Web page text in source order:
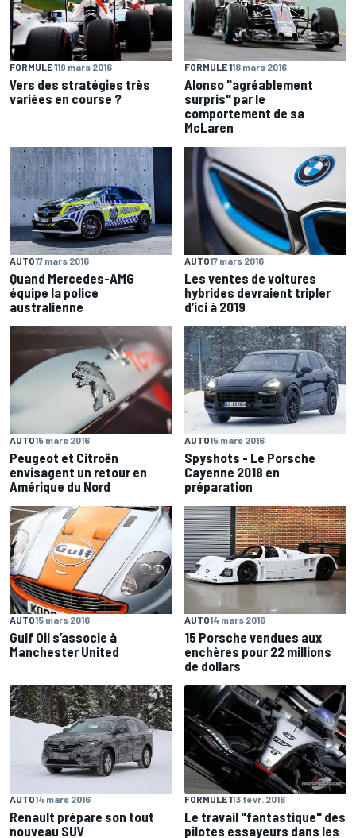
FORMULE 119 mars 2016
Vers des stratégies très
variées en course ?
FORMULE 118 mars 2016
Alonso "agréablement
surpris" par le
comportement de sa
McLaren
AUTO17 mars 2016
Quand Mercedes-AMG
équipe la police
australienne
AUTO17 mars 2016
Les ventes de voitures
hybrides devraient tripler
d’ici à 2019
AUTO15 mars 2016
Peugeot et Citroën
envisagent un retour en
Amérique du Nord
AUTO15 mars 2016
Spyshots - Le Porsche
Cayenne 2018 en
préparation
AUTO15 mars 2016
Gulf Oil s’associe à
Manchester United
AUTO14 mars 2016
15 Porsche vendues aux
enchères pour 22 millions
de dollars
AUTO14 mars 2016
Renault prépare son tout
nouveau SUV
FORMULE 113 févr. 2016
Le travail "fantastique" des
pilotes essayeurs dans les